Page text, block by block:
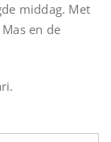
middag. Met
en de